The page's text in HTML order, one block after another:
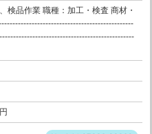
検品作業 職種：加工・検査 商材・